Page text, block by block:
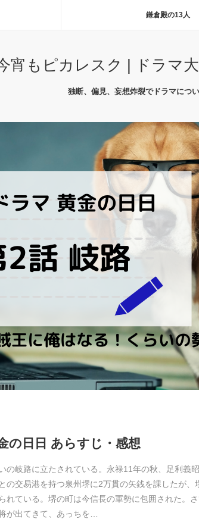
鎌倉殿の13人
宵もピカレスク | ドラマ
独断、偏見、妄想炸裂でドラマにつ
の日日 あらすじ・感想
の岐路に立たされている。永禄11年の秋、足利義
の交易港を持つ泉州堺に2万貫の矢銭を課したが、
ている。堺の町は今信長の軍勢に包囲された。
が出てきて、あっちを…